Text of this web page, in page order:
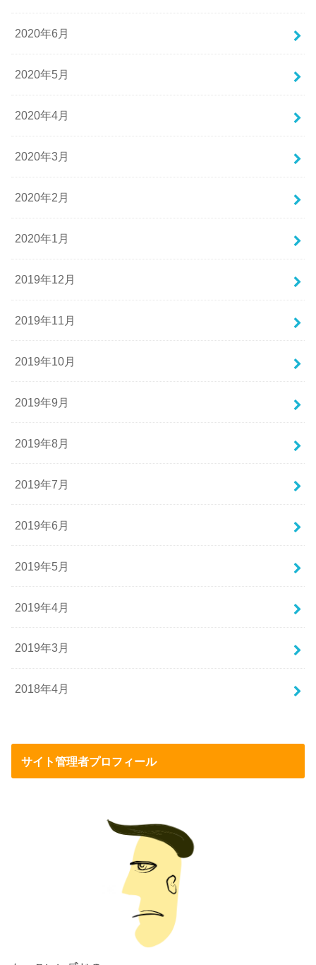
2020年6月
2020年5月
2020年4月
2020年3月
2020年2月
2020年1月
2019年12月
2019年11月
2019年10月
2019年9月
2019年8月
2019年7月
2019年6月
2019年5月
2019年4月
2019年3月
2018年4月
サイト管理者プロフィール